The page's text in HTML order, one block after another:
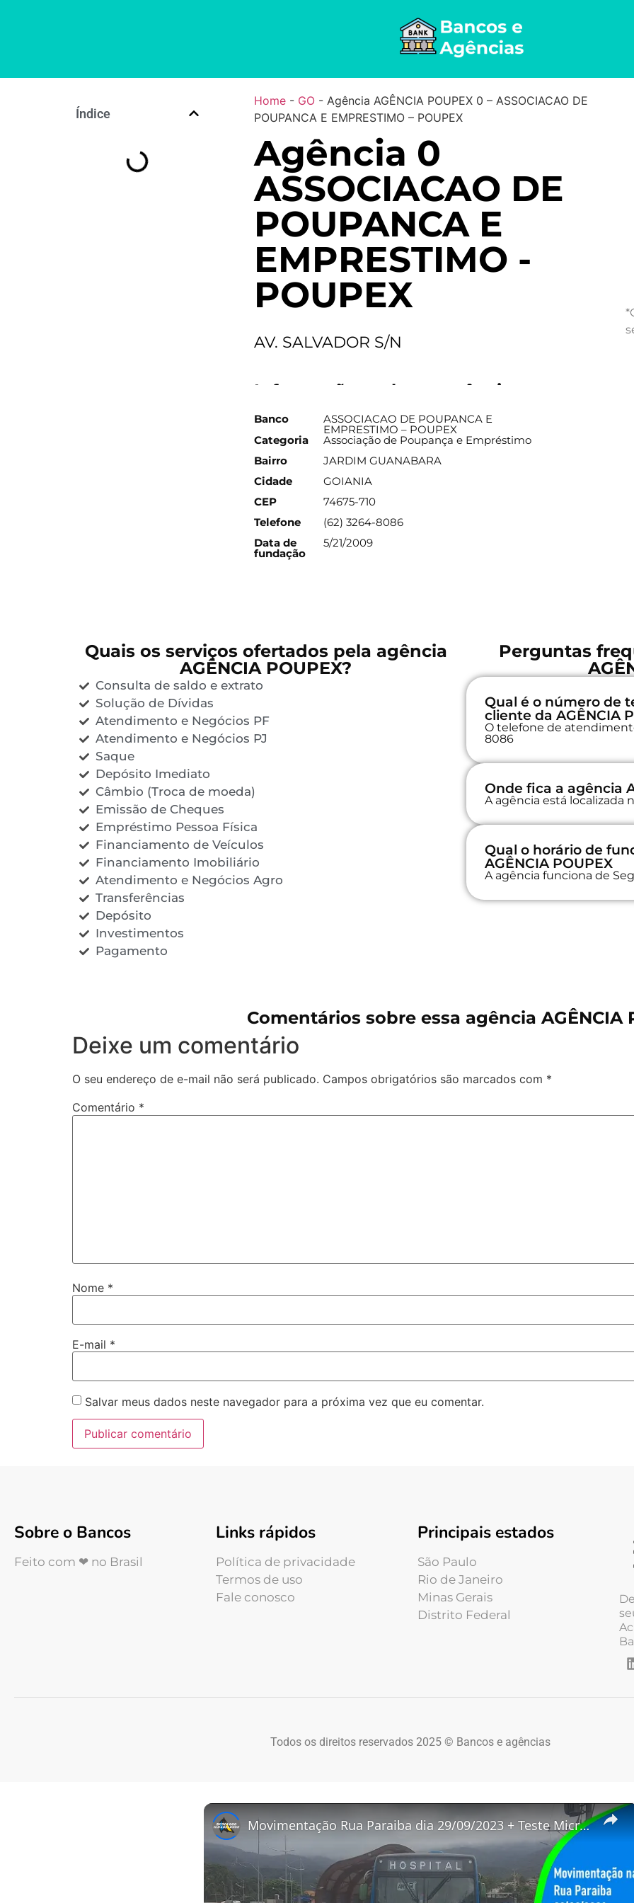
Índice
Home- GO- Agência AGÊNCIA POUPEX 0 – ASSOCIACAO DE
POUPANCA E EMPRESTIMO – POUPEX
Agência 0
ASSOCIACAO DE
POUPANCA E
EMPRESTIMO -
POUPEX
AV. SALVADOR S/N
Informações sobre a agência
Banco ASSOCIACAO DE POUPANCA E
EMPRESTIMO – POUPEX
Categoria
Associação de Poupança e Empréstimo
Bairro
JARDIM GUANABARA
Cidade
GOIANIA
CEP
74675-710
Telefone
(62) 3264-8086
Data de
fundação
5/21/2009
Quais os serviços ofertados pela agência
AGÊNCIA POUPEX?
Consulta de saldo e extrato
Solução de Dívidas
Atendimento e Negócios PF
Atendimento e Negócios PJ
Saque
Depósito Imediato
Câmbio (Troca de moeda)
Emissão de Cheques
Empréstimo Pessoa Física
Financiamento de Veículos
Financiamento Imobiliário
Atendimento e Negócios Agro
Transferências
Depósito
Investimentos
Pagamento
Perguntas
Qual é o número de
cliente da AGÊNCIA
O telefone de
8086
Onde fica a agência
A agência está localizada
Qual o horário de
AGÊNCIA POUPEX
A agência funciona de
Comentários sobre essa agência AGÊNCIA
Deixe um comentário
O seu endereço de e-mail não será publicado. Campos obrigatórios são marcados com *
Comentário *
Nome *
E-mail *
Salvar meus dados neste navegador para a próxima vez que eu comentar.
Sobre o Bancos
Feito com ❤ no Brasil
Links rápidos
Política de privacidade
Termos de uso
Fale conosco
Principais estados
São Paulo
Rio de Janeiro
Minas Gerais
Distrito Federal
Todos os direitos reservados 2025 © Bancos e agências
×
Movimentação Rua Paraiba dia 29/09/2023 + Teste Microfone de Lapela Anchor